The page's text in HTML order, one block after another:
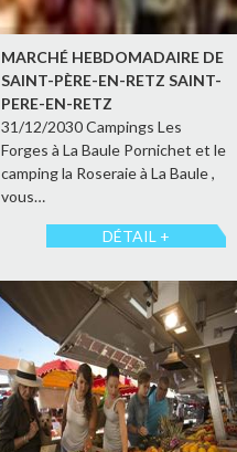
MARCHÉ HEBDOMADAIRE DE
SAINT-PÈRE-EN-RETZ SAINT-
PERE-EN-RETZ
31/12/2030 Campings Les
Forges à La Baule Pornichet et le
camping la Roseraie à La Baule ,
vous…
DÉTAIL +